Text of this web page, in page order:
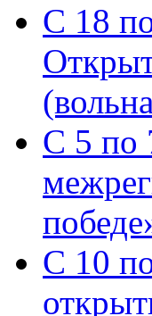
С 18
С 5 по
С 10